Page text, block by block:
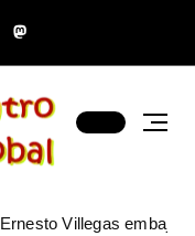
Ernesto Villegas